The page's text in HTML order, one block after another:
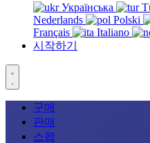
Українська
Nederlands
Polski
Français
Italiano
시작하기
구매
판매
스왑